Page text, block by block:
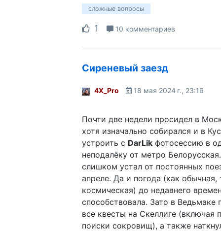
сложные вопросы
1 10 комментариев
Сиреневый заезд
4X_Pro 18 мая 2024 г., 23:16
Почти две недели просидел в
хотя изначально собирался и в
устроить с DarLik фотосессию в
неподалёку от метро
слишком устал от постоянных
апреле. Да и погода (как обычная,
космическая) до недавнего
способствовала. Зато в Ведьмаке
все квесты на Скеллиге (включая
поиски сокровищ), а также